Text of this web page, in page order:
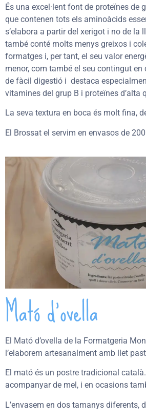
És una excel·lent font de proteïnes de
que contenen tots els aminoàcids
s’elabora a partir del xerigot i no de la
també conté molts menys greixos i
formatges i, per tant, el seu valor
menor, com també el seu contingut
de fàcil digestió i destaca
vitamines del grup B i proteïnes d’alta
La seva textura en boca és molt fina,
El Brossat el servim en envasos de
Mató d’ovella
El Mató d’ovella de la Formatgeria
l’elaborem artesanalment amb llet
El mató és un postre tradicional català.
acompanyar de mel, i en ocasions
L’envasem en dos tamanys diferents,